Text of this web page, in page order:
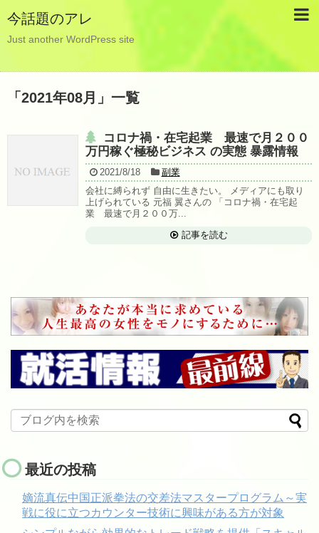
今話題のアレ
Just another WordPress site
「 2021年08月 」 一覧
コロナ禍・在宅起業 最速で月２００
万円稼ぐ極秘ビジネス の実態 暴露情報
2021/8/18
副業
会社に縛られず 自由に生きたい。 メディアにも取り
上げられている 元福 翼さんの 「コロナ禍・在宅起
業 最速で月２００万...
記事を読む
最近の投稿
嫡流真伝中国正派拳法の交差法マスタープログラム～実
戦に役に立つカウンター技術に興味がある方が対象